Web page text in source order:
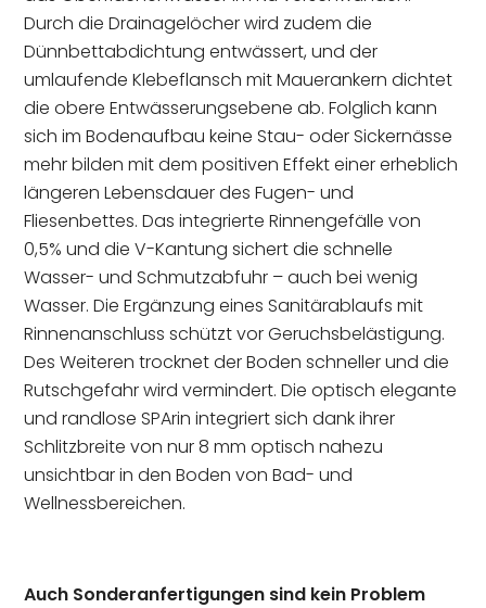
Durch die Drainagelöcher wird zudem die
Dünnbettabdichtung entwässert, und der
umlaufende Klebeflansch mit Mauerankern dichtet
die obere Entwässerungsebene ab. Folglich kann
sich im Bodenaufbau keine Stau- oder Sickernässe
mehr bilden mit dem positiven Effekt einer erheblich
längeren Lebensdauer des Fugen- und
Fliesenbettes. Das integrierte Rinnengefälle von
0,5% und die V-Kantung sichert die schnelle
Wasser- und Schmutzabfuhr – auch bei wenig
Wasser. Die Ergänzung eines Sanitärablaufs mit
Rinnenanschluss schützt vor Geruchsbelästigung.
Des Weiteren trocknet der Boden schneller und die
Rutschgefahr wird vermindert. Die optisch elegante
und randlose SPArin integriert sich dank ihrer
Schlitzbreite von nur 8 mm optisch nahezu
unsichtbar in den Boden von Bad- und
Wellnessbereichen.
Auch Sonderanfertigungen sind kein Problem